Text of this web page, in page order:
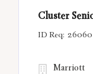
Cluster
Marriott